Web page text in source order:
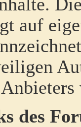
auf
des